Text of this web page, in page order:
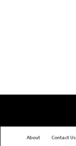
About Contact Us